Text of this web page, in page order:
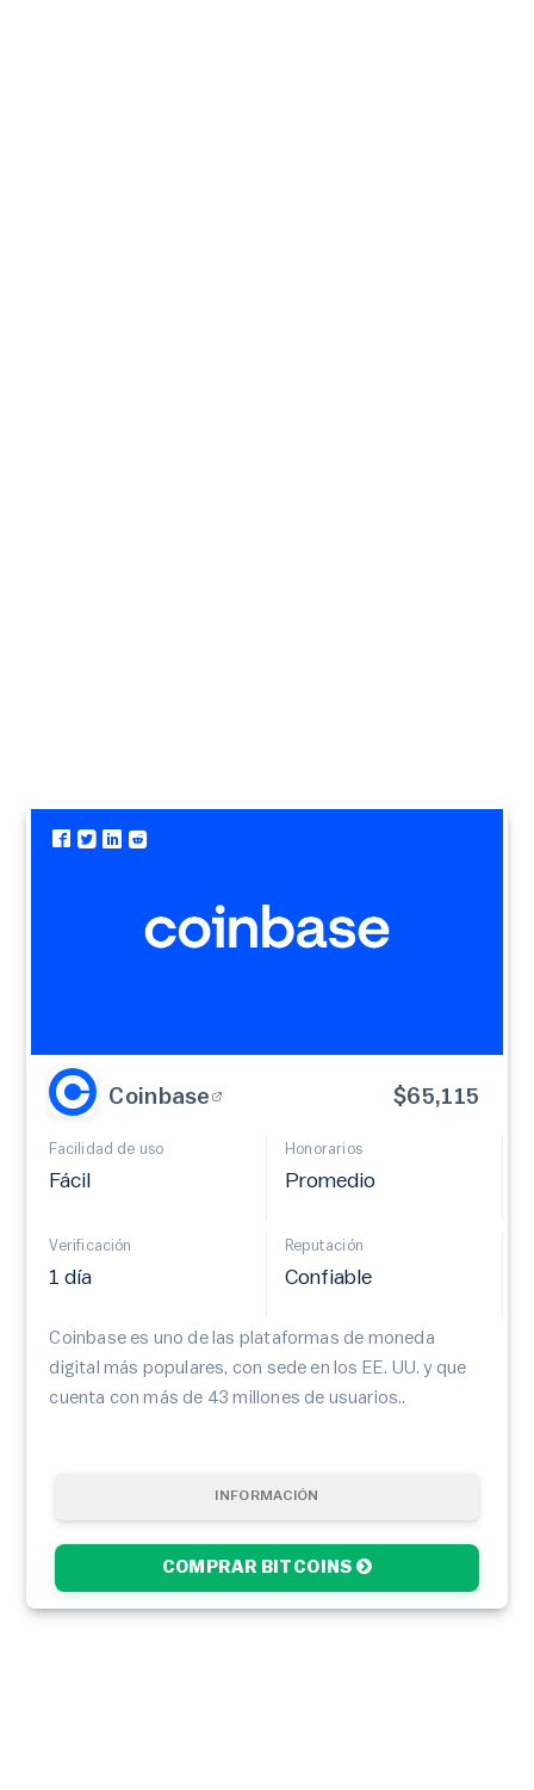
INFORMACIÓN
COMPRAR BITCOINS
Coinbase $65,115
Facilidad de uso
Fácil
Honorarios
Promedio
Verificación
1 día
Reputación
Confiable
Coinbase es uno de las plataformas de moneda
digital más populares, con sede en los EE. UU. y que
cuenta con más de 43 millones de usuarios..